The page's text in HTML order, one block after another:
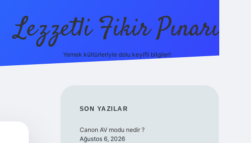
Lezzetli Fikir Pınarı
Yemek kültürleriyle dolu keyifli bilgiler!
SIDEBAR
SON YAZILAR
Canon AV modu nedir ?
Ağustos 6, 2026